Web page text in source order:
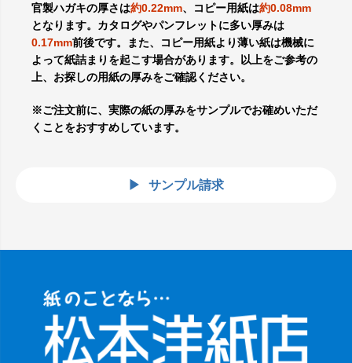
官製ハガキの厚さは約0.22mm、コピー用紙は約0.08mm
となります。カタログやパンフレットに多い厚みは
0.17mm前後です。また、コピー用紙より薄い紙は機械に
よって紙詰まりを起こす場合があります。以上をご参考の
上、お探しの用紙の厚みをご確認ください。
※ご注文前に、実際の紙の厚みをサンプルでお確めいただ
くことをおすすめしています。
サンプル請求